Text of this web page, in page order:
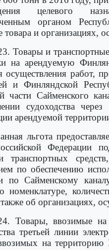
целевого
органом
товара и организациях,
Товары и
на арендуемую
осуществления работ,
и Финляндской
части Сайменского
судоходства
арендуемой
льгота
Федерации
транспортных
по обеспечению
по Сайменскому
номенклатуре,
также об организациях,
Товары, ввозимые
третьей линии
на территорию